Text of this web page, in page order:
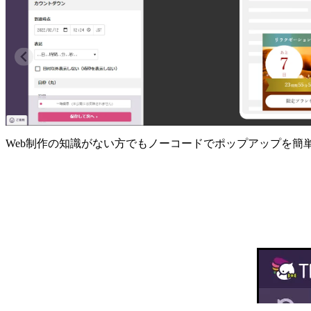
Web制作の知識がない方でもノーコードでポップアップを簡